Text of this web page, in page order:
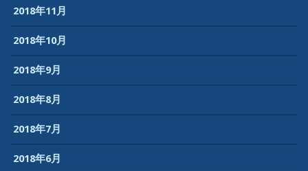
2018年11月
2018年10月
2018年9月
2018年8月
2018年7月
2018年6月